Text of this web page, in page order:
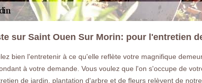
sur Saint Ouen Sur Morin: pour l'entretien
bien l'entretenir à ce qu'elle reflète votre magnifique
à votre demande. Vous voulez que l'on s'occupe de
de jardin, plantation d'arbre et de fleurs relèvent de